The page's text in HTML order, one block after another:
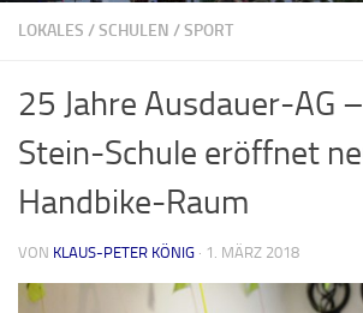
LOKALES /SCHULEN /SPORT
25 Jahre Ausdauer-AG
Stein-Schule eröffnet
Handbike-Raum
VON KLAUS-PETER KÖNIG · 1. MÄRZ 2018